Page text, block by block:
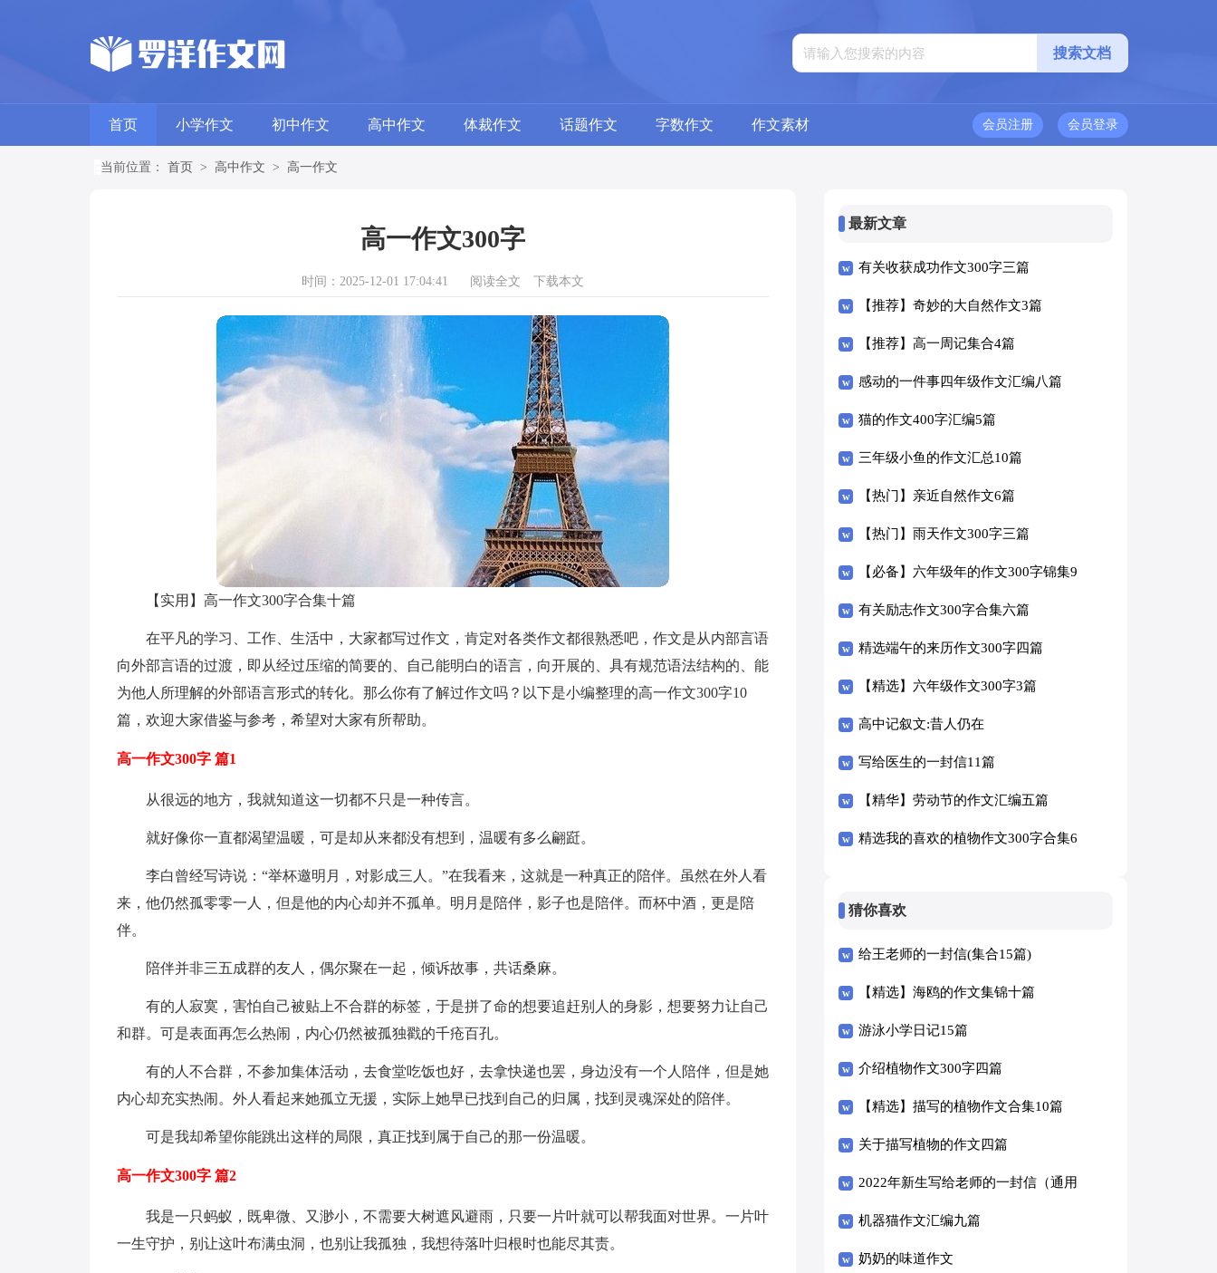
首页 小学作文 初中作文 高中作文 体裁作文 话题作文 字数作文 作文素材 会员登录
会员注册
当前位置： 首页 > 高中作文 > 高一作文
高一作文300字
时间：2025-12-01 17:04:41 阅读全文 下载本文
【实用】高一作文300字合集十篇
在平凡的学习、工作、生活中，大家都写过作文，肯定对各类作文都很熟悉吧，作文是从内部言语
向外部言语的过渡，即从经过压缩的简要的、自己能明白的语言，向开展的、具有规范语法结构的、能
为他人所理解的外部语言形式的转化。那么你有了解过作文吗？以下是小编整理的高一作文300字10
篇，欢迎大家借鉴与参考，希望对大家有所帮助。
高一作文300字 篇1
从很远的地方，我就知道这一切都不只是一种传言。
就好像你一直都渴望温暖，可是却从来都没有想到，温暖有多么翩跹。
李白曾经写诗说：“举杯邀明月，对影成三人。”在我看来，这就是一种真正的陪伴。虽然在外人看
来，他仍然孤零零一人，但是他的内心却并不孤单。明月是陪伴，影子也是陪伴。而杯中酒，更是陪
伴。
陪伴并非三五成群的友人，偶尔聚在一起，倾诉故事，共话桑麻。
有的人寂寞，害怕自己被贴上不合群的标签，于是拼了命的想要追赶别人的身影，想要努力让自己
和群。可是表面再怎么热闹，内心仍然被孤独戳的千疮百孔。
有的人不合群，不参加集体活动，去食堂吃饭也好，去拿快递也罢，身边没有一个人陪伴，但是她
内心却充实热闹。外人看起来她孤立无援，实际上她早已找到自己的归属，找到灵魂深处的陪伴。
可是我却希望你能跳出这样的局限，真正找到属于自己的那一份温暖。
高一作文300字 篇2
我是一只蚂蚁，既卑微、又渺小，不需要大树遮风避雨，只要一片叶就可以帮我面对世界。一片叶
一生守护，别让这叶布满虫洞，也别让我孤独，我想待落叶归根时也能尽其责。
最新文章
有关收获成功作文300字三篇
【推荐】奇妙的大自然作文3篇
【推荐】高一周记集合4篇
感动的一件事四年级作文汇编八篇
猫的作文400字汇编5篇
三年级小鱼的作文汇总10篇
【热门】亲近自然作文6篇
【热门】雨天作文300字三篇
【必备】六年级年的作文300字锦集9
篇
有关励志作文300字合集六篇
精选端午的来历作文300字四篇
【精选】六年级作文300字3篇
高中记叙文:昔人仍在
写给医生的一封信11篇
【精华】劳动节的作文汇编五篇
精选我的喜欢的植物作文300字合集6
猜你喜欢
给王老师的一封信(集合15篇)
【精选】海鸥的作文集锦十篇
游泳小学日记15篇
介绍植物作文300字四篇
【精选】描写的植物作文合集10篇
关于描写植物的作文四篇
2022年新生写给老师的一封信（通用
8篇）
机器猫作文汇编九篇
奶奶的味道作文